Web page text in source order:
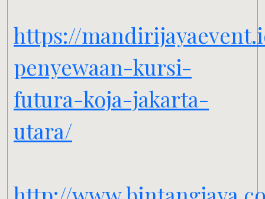
https://
penyewaan-kursi-
futura-koja-jakarta-
utara/